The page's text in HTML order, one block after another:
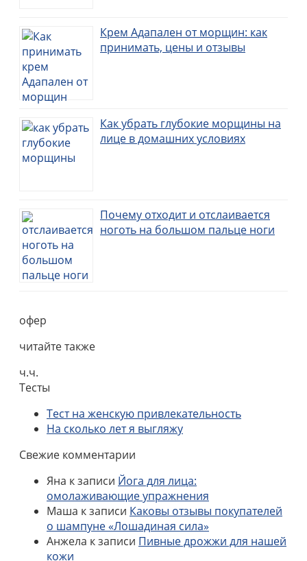
Крем Адапален от морщин: как
принимать, цены и отзывы
Как убрать глубокие морщины на
лице в домашних условиях
Почему отходит и отслаивается
ноготь на большом пальце ноги
офер
читайте также
ч.ч.
Тесты
Тест на женскую привлекательность
На сколько лет я выгляжу
Свежие комментарии
Яна к записи Йога для лица:
омолаживающие упражнения
Маша к записи Каковы отзывы покупателей
о шампуне «Лошадиная сила»
Анжела к записи Пивные дрожжи для нашей
кожи